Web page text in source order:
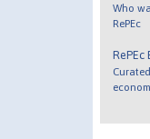
Who
RePEc
RePEc